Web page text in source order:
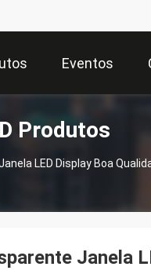
Eventos
Produtos
LED Display Boa
Janela